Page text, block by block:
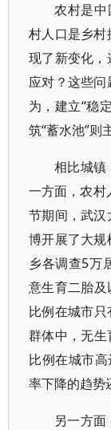
农村是中
村人口是乡村
现了新变化
应对？这些
为，建立“稳
筑“蓄水池”则
相比城镇
一方面，农村
节期间，武
博开展了大
乡各调查5万
意生育二胎
比例在城市
群体中，无
比例在城市
率下降的趋势
另一方